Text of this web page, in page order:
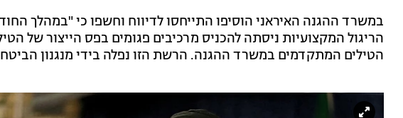
במשרד ההגנה האיראני הוסיפו התייחסו לדיווח וחשפו כי "במהלך
הריגול המקצועיות ניסתה להכניס מרכיבים פגומים בפס הייצור של
הטילים המתקדמים במשרד ההגנה. הרשת הזו נפלה בידי מנגנון